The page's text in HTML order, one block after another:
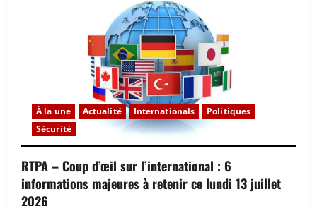
À la une Actualité Internationals
Politiques
Sécurité
RTPA – Coup d’œil sur l’international : 6
informations majeures à retenir ce lundi 13 juillet
2026